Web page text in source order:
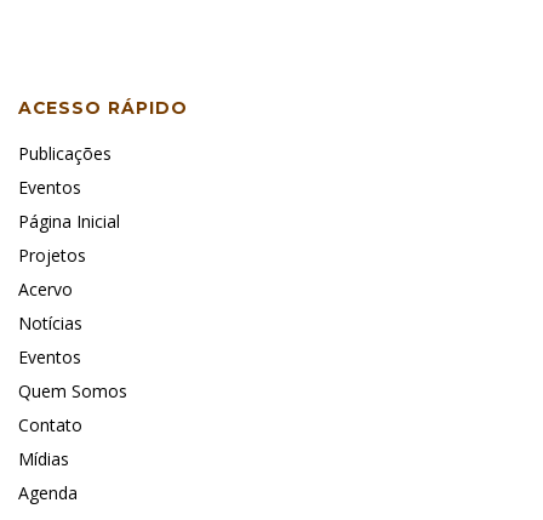
ACESSO RÁPIDO
Publicações
Eventos
Página Inicial
Projetos
Acervo
Notícias
Eventos
Quem Somos
Contato
Mídias
Agenda